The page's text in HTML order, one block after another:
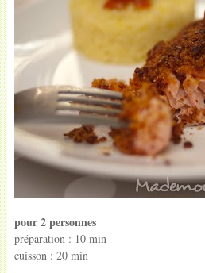
pour 2 personnes
préparation : 10 min
cuisson : 20 min